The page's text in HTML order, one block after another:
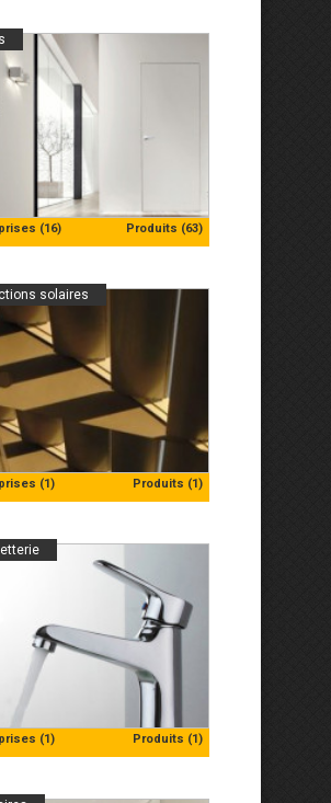
(16) Produits (63)
(1) Produits (1)
solaires
(1) Produits (1)